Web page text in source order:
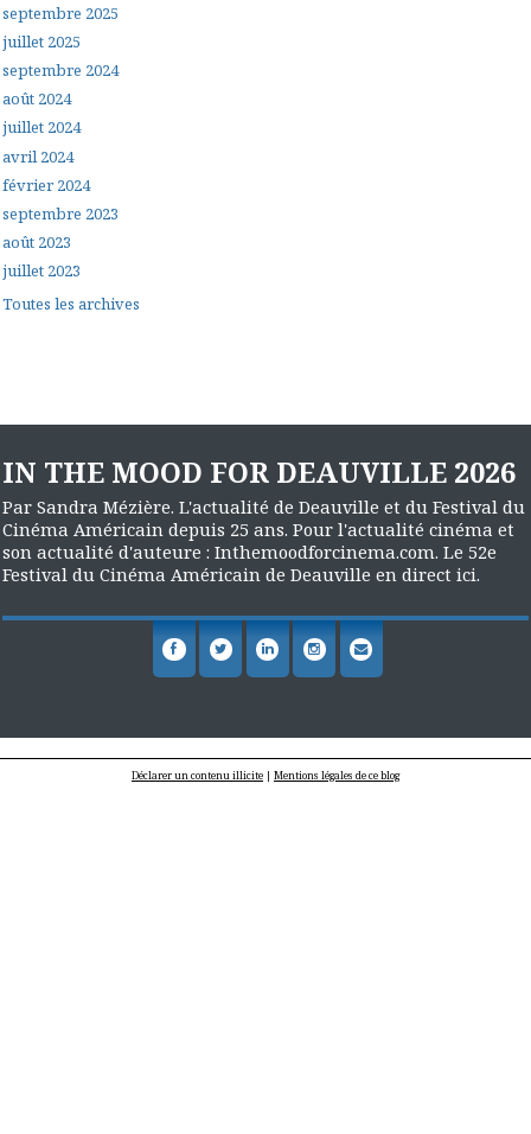
septembre 2025
juillet 2025
septembre 2024
août 2024
juillet 2024
avril 2024
février 2024
septembre 2023
août 2023
juillet 2023
Toutes les archives
IN THE MOOD FOR DEAUVILLE 2026
Par Sandra Mézière. L'actualité de Deauville et du Festival du
Cinéma Américain depuis 25 ans. Pour l'actualité cinéma et
son actualité d'auteure : Inthemoodforcinema.com. Le 52e
Festival du Cinéma Américain de Deauville en direct ici.
Déclarer un contenu illicite | Mentions légales de ce blog